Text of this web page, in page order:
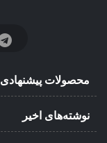
محصولات پیشنهادی
نوشته‌های اخیر